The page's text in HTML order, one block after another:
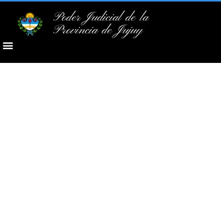
Poder Judicial de la
Provincia de Jujuy